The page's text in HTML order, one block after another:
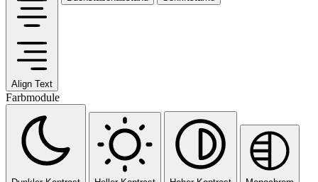
Align Text
Farbmodule